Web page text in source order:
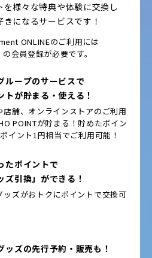
を様々な特典や体験に交換し
になるサービスです！
ONLINEのご利用には
の会員登録が必要です。
ループのサービスで
トが貯まる・使える！
店舗、オンラインストアのご利用
POINTが貯まる！貯めたポイン
イント1円相当でご利用可能！
たポイントで
ズ引換」ができる！
ッズがおトクにポイントで交換可
ッズの先行予約・販売も！